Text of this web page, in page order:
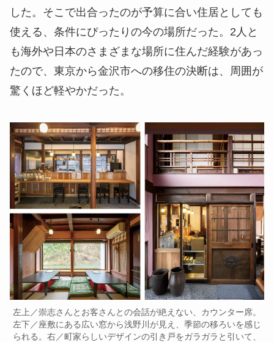
した。そこで出合ったのが予算に合い住居としても
使える、条件にぴったりの今の場所だった。2人と
も海外や日本のさまざまな場所に住んだ経験があっ
たので、東京から金沢市への移住の決断は、周囲が
驚くほど軽やかだった。
左上／崇志さんとお客さんとの会話が絶えない、カウンター席。
左下／座敷にある広い窓から浅野川が見え、季節の移ろいを感じ
られる。右／町家らしいデザインの引き戸をガラガラと引いて、